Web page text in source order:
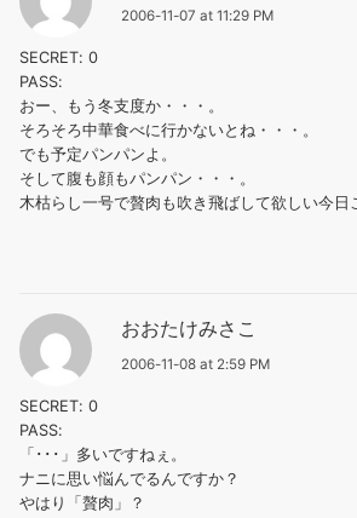
2006-11-07 at 11:29 PM
SECRET: 0
PASS:
おー、もう冬支度か・・・。
そろそろ中華食べに行かないとね・・・。
でも予定パンパンよ。
そして腹も顔もパンパン・・・。
木枯らし一号で贅肉も吹き飛ばして欲しい今日
おおたけみさこ
2006-11-08 at 2:59 PM
SECRET: 0
PASS:
「･･･」多いですねぇ。
ナニに思い悩んでるんですか？
やはり「贅肉」？